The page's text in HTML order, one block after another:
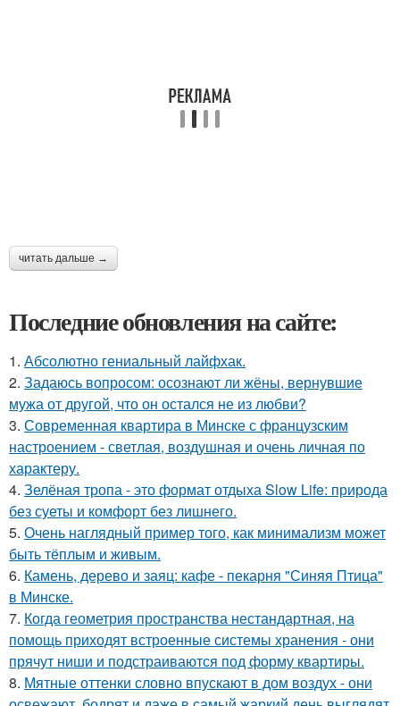
читать дальше →
Последние обновления на сайте:
1. Абсолютно гениальный лайфхак.
2. Задаюсь вопросом: осознают ли жёны, вернувшие
мужа от другой, что он остался не из любви?
3. Современная квартира в Минске с французским
настроением - светлая, воздушная и очень личная по
характеру.
4. Зелёная тропа - это формат отдыха Slow Life: природа
без суеты и комфорт без лишнего.
5. Очень наглядный пример того, как минимализм может
быть тёплым и живым.
6. Камень, дерево и заяц: кафе - пекарня "Синяя Птица"
в Минске.
7. Когда геометрия пространства нестандартная, на
помощь приходят встроенные системы хранения - они
прячут ниши и подстраиваются под форму квартиры.
8. Мятные оттенки словно впускают в дом воздух - они